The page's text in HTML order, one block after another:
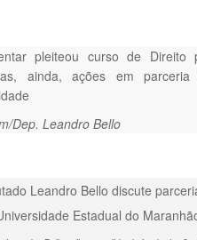
pleiteou curso de
ainda, ações em
Dep. Leandro Bello